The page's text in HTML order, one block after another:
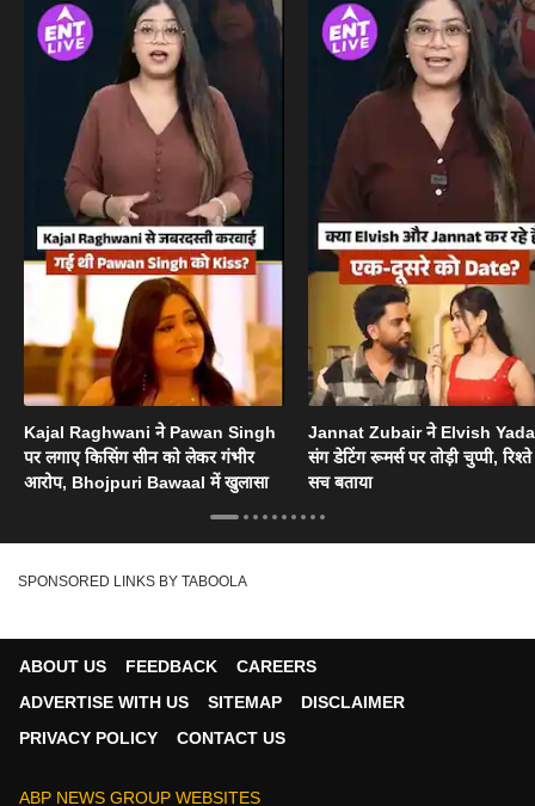
Kajal Raghwani ने Pawan Singh
पर लगाए किसिंग सीन को लेकर गंभीर
आरोप, Bhojpuri Bawaal में खुलासा
Jannat Zubair ने Elvish
संग डेटिंग रूमर्स पर तोड़ी चुप्पी,
सच बताया
SPONSORED LINKS BY TABOOLA
ABOUT US FEEDBACK
CAREERS
ADVERTISE WITH US
SITEMAP
DISCLAIMER
PRIVACY POLICY
CONTACT US
ABP NEWS GROUP WEBSITES